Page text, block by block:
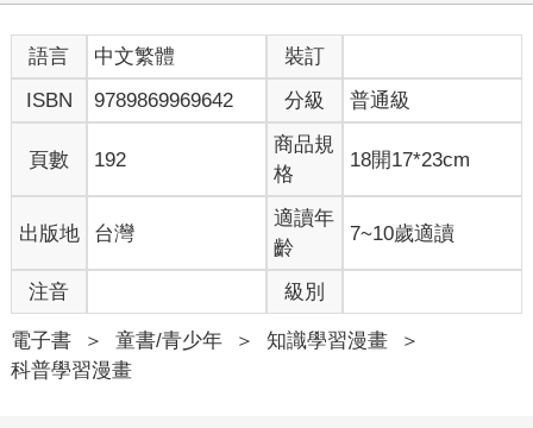
語言 中文繁體
裝訂
ISBN
9789869969642 分級 普通級
頁數 192
商品規
格
18開17*23cm
出版地 台灣
適讀年
齡
7~10歲適讀
注音 級別
電子書 ＞ 童書/青少年 ＞ 知識學習漫畫
＞
科普學習漫畫